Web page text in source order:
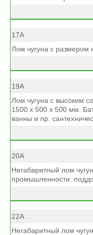
17А
Лом чугуна с размером
19А
Лом чугуна с высоким
1500 х 500 х 500 мм.
ванны и пр.
20А
Негабаритный лом
промышленности:
22А
Негабаритный лом